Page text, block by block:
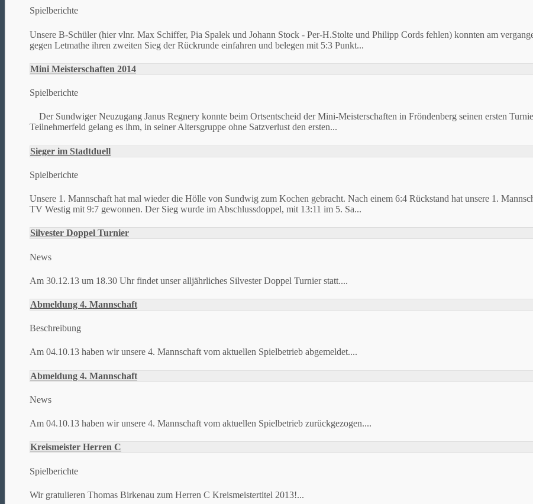
Spielberichte
Unsere B-Schüler (hier vlnr. Max Schiffer, Pia Spalek und Johann Stock - Per-H.Stolte und Philipp Cords fehlen) konnten am
gegen Letmathe ihren zweiten Sieg der Rückrunde einfahren und belegen mit 5:3 Punkt...
Mini Meisterschaften 2014
Spielberichte
Der Sundwiger Neuzugang Janus Regnery konnte beim Ortsentscheid der Mini-Meisterschaften in Fröndenberg seinen ersten
Teilnehmerfeld gelang es ihm, in seiner Altersgruppe ohne Satzverlust den ersten...
Sieger im Stadtduell
Spielberichte
Unsere 1. Mannschaft hat mal wieder die Hölle von Sundwig zum Kochen gebracht. Nach einem 6:4 Rückstand hat unsere 1.
TV Westig mit 9:7 gewonnen. Der Sieg wurde im Abschlussdoppel, mit 13:11 im 5. Sa...
Silvester Doppel Turnier
News
Am 30.12.13 um 18.30 Uhr findet unser alljährliches Silvester Doppel Turnier statt....
Abmeldung 4. Mannschaft
Beschreibung
Am 04.10.13 haben wir unsere 4. Mannschaft vom aktuellen Spielbetrieb abgemeldet....
Abmeldung 4. Mannschaft
News
Am 04.10.13 haben wir unsere 4. Mannschaft vom aktuellen Spielbetrieb zurückgezogen....
Kreismeister Herren C
Spielberichte
Wir gratulieren Thomas Birkenau zum Herren C Kreismeistertitel 2013!...